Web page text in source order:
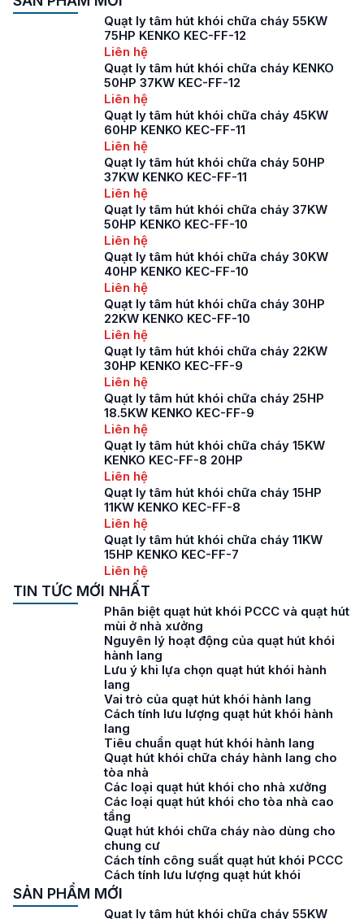
Quạt ly tâm hút khói chữa cháy 55KW
75HP KENKO KEC-FF-12
Liên hệ
Quạt ly tâm hút khói chữa cháy KENKO
50HP 37KW KEC-FF-12
Liên hệ
Quạt ly tâm hút khói chữa cháy 45KW
60HP KENKO KEC-FF-11
Liên hệ
Quạt ly tâm hút khói chữa cháy 50HP
37KW KENKO KEC-FF-11
Liên hệ
Quạt ly tâm hút khói chữa cháy 37KW
50HP KENKO KEC-FF-10
Liên hệ
Quạt ly tâm hút khói chữa cháy 30KW
40HP KENKO KEC-FF-10
Liên hệ
Quạt ly tâm hút khói chữa cháy 30HP
22KW KENKO KEC-FF-10
Liên hệ
Quạt ly tâm hút khói chữa cháy 22KW
30HP KENKO KEC-FF-9
Liên hệ
Quạt ly tâm hút khói chữa cháy 25HP
18.5KW KENKO KEC-FF-9
Liên hệ
Quạt ly tâm hút khói chữa cháy 15KW
KENKO KEC-FF-8 20HP
Liên hệ
Quạt ly tâm hút khói chữa cháy 15HP
11KW KENKO KEC-FF-8
Liên hệ
Quạt ly tâm hút khói chữa cháy 11KW
15HP KENKO KEC-FF-7
Liên hệ
TIN TỨC MỚI NHẤT
Phân biệt quạt hút khói PCCC và quạt hút
mùi ở nhà xưởng
Nguyên lý hoạt động của quạt hút khói
hành lang
Lưu ý khi lựa chọn quạt hút khói hành
lang
Vai trò của quạt hút khói hành lang
Cách tính lưu lượng quạt hút khói hành
lang
Tiêu chuẩn quạt hút khói hành lang
Quạt hút khói chữa cháy hành lang cho
tòa nhà
Các loại quạt hút khói cho nhà xưởng
Các loại quạt hút khói cho tòa nhà cao
tầng
Quạt hút khói chữa cháy nào dùng cho
chung cư
Cách tính công suất quạt hút khói PCCC
Cách tính lưu lượng quạt hút khói
SẢN PHẨM MỚI
Quạt ly tâm hút khói chữa cháy 55KW